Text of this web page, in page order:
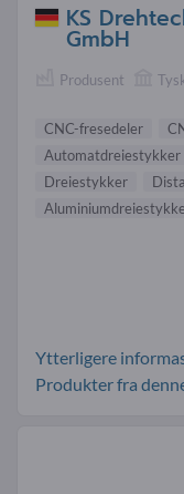
KS
GmbH
Produsent
CNC-fresedeler
Automatdreiestykker
Dreiestykker
Ytterligere
Produkter fra